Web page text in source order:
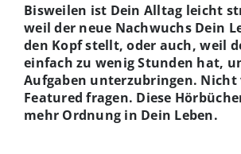
Bisweilen ist Dein Alltag leicht
weil der neue Nachwuchs Dein
den Kopf stellt, oder auch, weil
einfach zu wenig Stunden hat,
Aufgaben unterzubringen. Nicht
Featured fragen. Diese
mehr Ordnung in Dein Leben.